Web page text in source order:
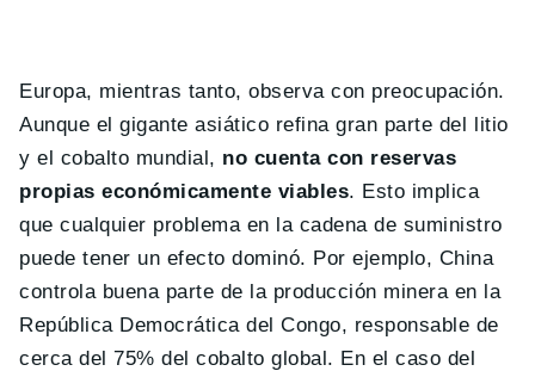
Europa, mientras tanto, observa con preocupación.
Aunque el gigante asiático refina gran parte del litio
y el cobalto mundial, no cuenta con reservas
propias económicamente viables. Esto implica
que cualquier problema en la cadena de suministro
puede tener un efecto dominó. Por ejemplo, China
controla buena parte de la producción minera en la
República Democrática del Congo, responsable de
cerca del 75% del cobalto global. En el caso del